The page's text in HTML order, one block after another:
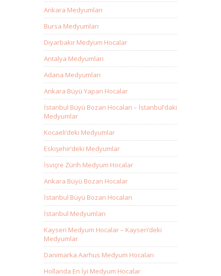
Ankara Medyumları
Bursa Medyumları
Diyarbakır Medyum Hocalar
Antalya Medyumları
Adana Medyumları
Ankara Büyü Yapan Hocalar
İstanbul Büyü Bozan Hocaları – İstanbul’daki
Medyumlar
Kocaeli’deki Medyumlar
Eskişehir’deki Medyumlar
İsviçre Zürih Medyum Hocalar
Ankara Büyü Bozan Hocalar
İstanbul Büyü Bozan Hocaları
İstanbul Medyumları
Kayseri Medyum Hocalar – Kayseri’deki
Medyumlar
Danimarka Aarhus Medyum Hocaları
Hollanda En İyi Medyum Hocalar